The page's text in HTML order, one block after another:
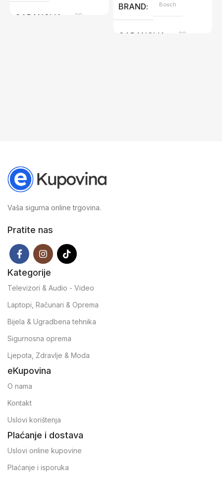
GARANCIJA 2G
BRAND Bosch
GARANCIJA 2G
Vaša sigurna online trgovina.
Pratite nas
Kategorije
Televizori & Audio - Video
Laptopi, Računari & Oprema
Bijela & Ugradbena tehnika
Sigurnosna oprema
Ljepota, Zdravlje & Moda
eKupovina
O nama
Kontakt
Uslovi korištenja
Plaćanje i dostava
Uslovi online kupovine
Plaćanje i isporuka